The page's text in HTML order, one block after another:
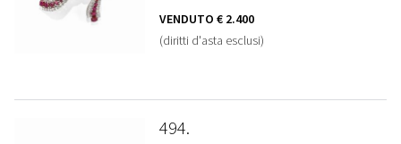
VENDUTO € 2.400
(diritti d'asta esclusi)
494